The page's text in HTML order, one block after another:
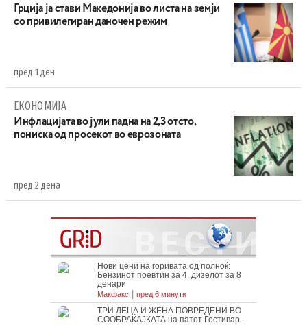
Грција ја стави Македонија во листа на земји
со привилегиран даночен режим
пред 1 ден
ЕКОНОМИЈА
Инфлацијата во јули падна на 2,3 отсто,
пониска од просекот во еврозоната
пред 2 дена